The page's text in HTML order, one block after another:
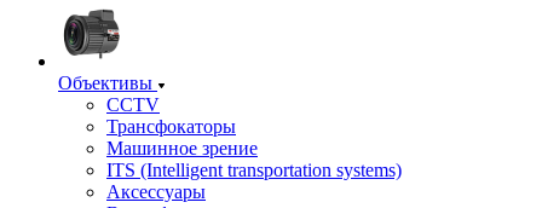
Объективы
CCTV
Трансфокаторы
Машинное зрение
ITS (Intelligent transportation systems)
Аксессуары